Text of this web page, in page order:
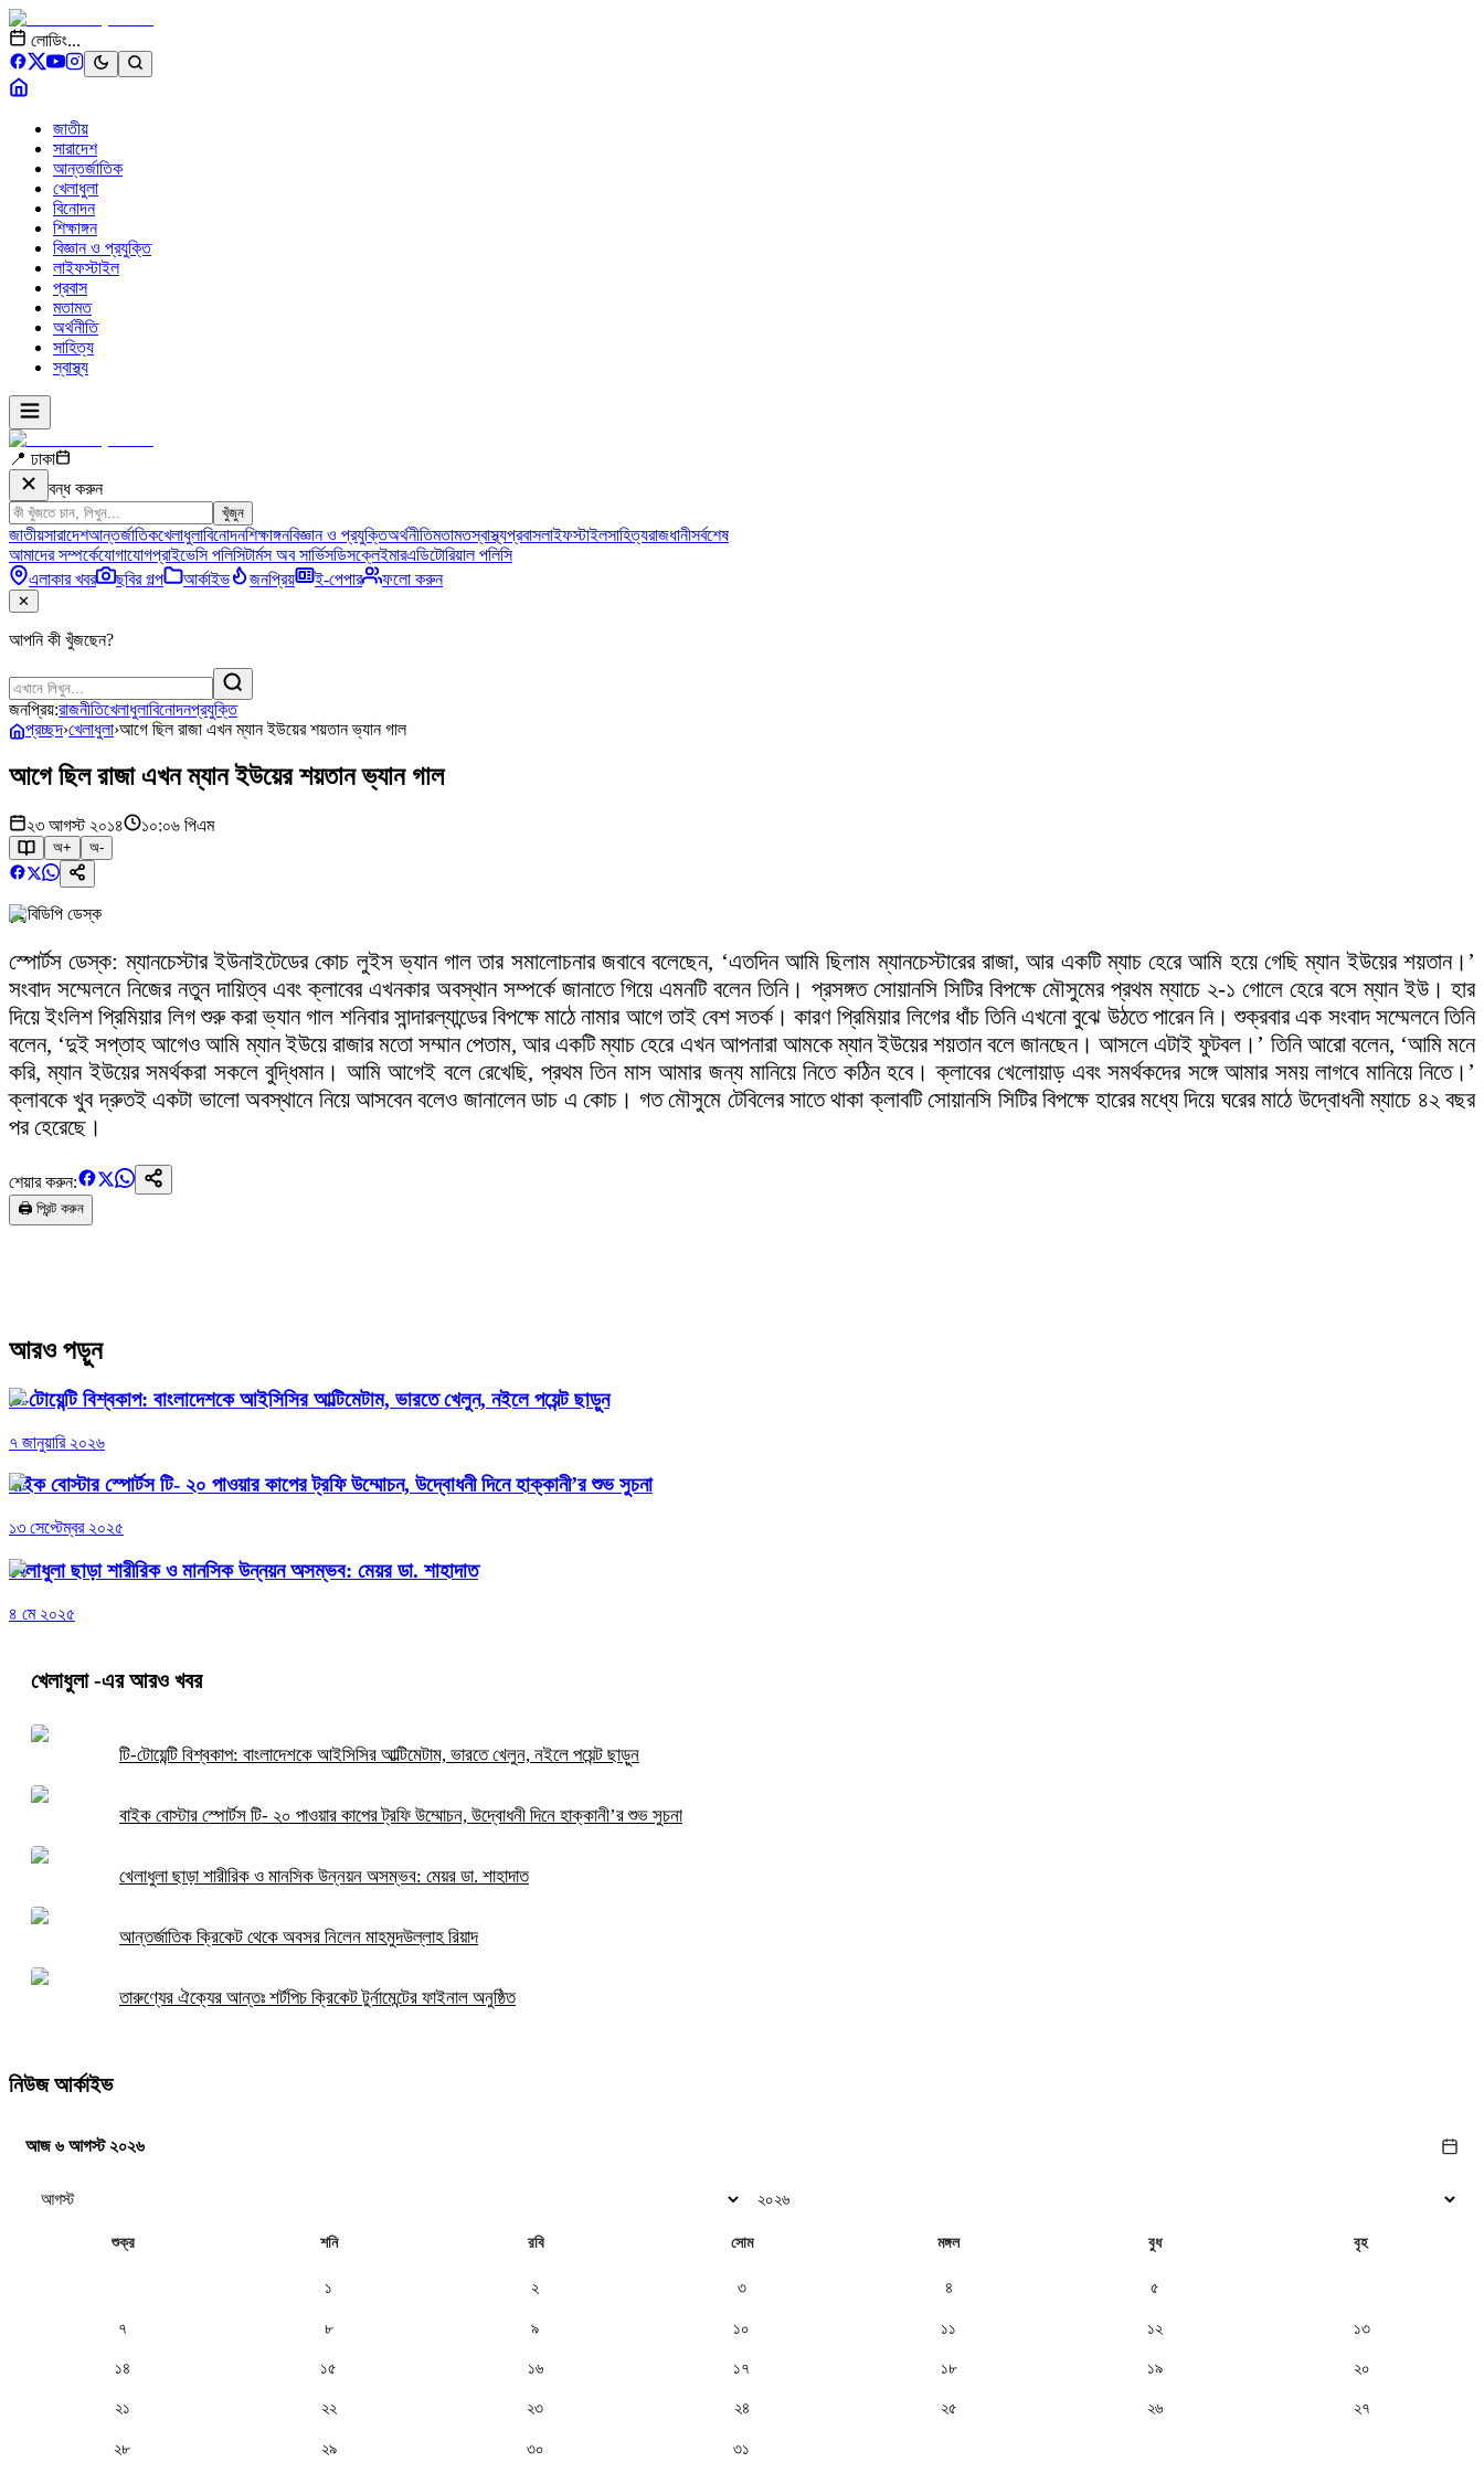
লোডিং...
জাতীয়
সারাদেশ
আন্তর্জাতিক
খেলাধুলা
বিনোদন
শিক্ষাঙ্গন
বিজ্ঞান ও প্রযুক্তি
লাইফস্টাইল
প্রবাস
মতামত
অর্থনীতি
সাহিত্য
স্বাস্থ্য
📍 ঢাকা
বন্ধ করুন
খুঁজুন
জাতীয়সারাদেশআন্তর্জাতিকখেলাধুলাবিনোদনশিক্ষাঙ্গনবিজ্ঞান ও প্রযুক্তিঅর্থনীতিমতামতস্বাস্থ্যপ্রবাসলাইফস্টাইলসাহিত্যরাজধানীসর্বশেষ
আমাদের সম্পর্কেযোগাযোগপ্রাইভেসি পলিসিটার্মস অব সার্ভিসডিসক্লেইমারএডিটোরিয়াল পলিসি
এলাকার খবর
ছবির গল্প আর্কাইভ জনপ্রিয় ই-পেপার ফলো করুন
✕
আপনি কী খুঁজছেন?
জনপ্রিয়:রাজনীতিখেলাধুলাবিনোদনপ্রযুক্তি
প্রচ্ছদ›খেলাধুলা›আগে ছিল রাজা এখন ম্যান ইউয়ের শয়তান ভ্যান গাল
আগে ছিল রাজা এখন ম্যান ইউয়ের শয়তান ভ্যান গাল
২৩ আগস্ট ২০১৪ ১০:০৬ পিএম
অ+ অ-
বিডিপি ডেস্ক
স্পোর্টস ডেস্ক: ম্যানচেস্টার ইউনাইটেডের কোচ লুইস ভ্যান গাল তার সমালোচনার জবাবে বলেছেন, ‘এতদিন আমি ছিলাম ম্যানচেস্টারের রাজা, আর একটি ম্যাচ হেরে আমি হয়ে গেছি ম্যান ইউয়ের শয়তান।’
সংবাদ সম্মেলনে নিজের নতুন দায়িত্ব এবং ক্লাবের এখনকার অবস্থান সম্পর্কে জানাতে গিয়ে এমনটি বলেন তিনি। প্রসঙ্গত সোয়ানসি সিটির বিপক্ষে মৌসুমের প্রথম ম্যাচে ২-১ গোলে হেরে বসে ম্যান ইউ। হার
দিয়ে ইংলিশ প্রিমিয়ার লিগ শুরু করা ভ্যান গাল শনিবার সান্দারল্যান্ডের বিপক্ষে মাঠে নামার আগে তাই বেশ সতর্ক। কারণ প্রিমিয়ার লিগের ধাঁচ তিনি এখনো বুঝে উঠতে পারেন নি। শুক্রবার এক সংবাদ সম্মেলনে তিনি
বলেন, ‘দুই সপ্তাহ আগেও আমি ম্যান ইউয়ে রাজার মতো সম্মান পেতাম, আর একটি ম্যাচ হেরে এখন আপনারা আমকে ম্যান ইউয়ের শয়তান বলে জানছেন। আসলে এটাই ফুটবল।’ তিনি আরো বলেন, ‘আমি মনে
করি, ম্যান ইউয়ের সমর্থকরা সকলে বুদ্ধিমান। আমি আগেই বলে রেখেছি, প্রথম তিন মাস আমার জন্য মানিয়ে নিতে কঠিন হবে। ক্লাবের খেলোয়াড় এবং সমর্থকদের সঙ্গে আমার সময় লাগবে মানিয়ে নিতে।’
ক্লাবকে খুব দ্রুতই একটা ভালো অবস্থানে নিয়ে আসবেন বলেও জানালেন ডাচ এ কোচ। গত মৌসুমে টেবিলের সাতে থাকা ক্লাবটি সোয়ানসি সিটির বিপক্ষে হারের মধ্যে দিয়ে ঘরের মাঠে উদ্বোধনী ম্যাচে ৪২ বছর
পর হেরেছে।
শেয়ার করুন:
🖨️ প্রিন্ট করুন
আরও পড়ুন
টি-টোয়েন্টি বিশ্বকাপ: বাংলাদেশকে আইসিসির আল্টিমেটাম, ভারতে খেলুন, নইলে পয়েন্ট ছাড়ুন
৭ জানুয়ারি ২০২৬
বাইক বোস্টার স্পোর্টস টি- ২০ পাওয়ার কাপের ট্রফি উম্মোচন, উদ্বোধনী দিনে হাক্কানী’র শুভ সুচনা
১৩ সেপ্টেম্বর ২০২৫
খেলাধুলা ছাড়া শারীরিক ও মানসিক উন্নয়ন অসম্ভব: মেয়র ডা. শাহাদাত
৪ মে ২০২৫
খেলাধুলা-এর আরও খবর
টি-টোয়েন্টি বিশ্বকাপ: বাংলাদেশকে আইসিসির আল্টিমেটাম, ভারতে খেলুন, নইলে পয়েন্ট ছাড়ুন
বাইক বোস্টার স্পোর্টস টি- ২০ পাওয়ার কাপের ট্রফি উম্মোচন, উদ্বোধনী দিনে হাক্কানী’র শুভ সুচনা
খেলাধুলা ছাড়া শারীরিক ও মানসিক উন্নয়ন অসম্ভব: মেয়র ডা. শাহাদাত
আন্তর্জাতিক ক্রিকেট থেকে অবসর নিলেন মাহমুদউল্লাহ রিয়াদ
তারুণ্যের ঐক্যের আন্তঃ শর্টপিচ ক্রিকেট টুর্নামেন্টের ফাইনাল অনুষ্ঠিত
নিউজ আর্কাইভ
আজ ৬ আগস্ট ২০২৬
শুক্র শনি রবি সোম মঙ্গল বুধ বৃহ
১ ২ ৩ ৪ ৫
৭ ৮ ৯ ১০ ১১ ১২ ১৩
১৪ ১৫ ১৬ ১৭ ১৮ ১৯ ২০
২১ ২২ ২৩ ২৪ ২৫ ২৬ ২৭
২৮ ২৯ ৩০ ৩১